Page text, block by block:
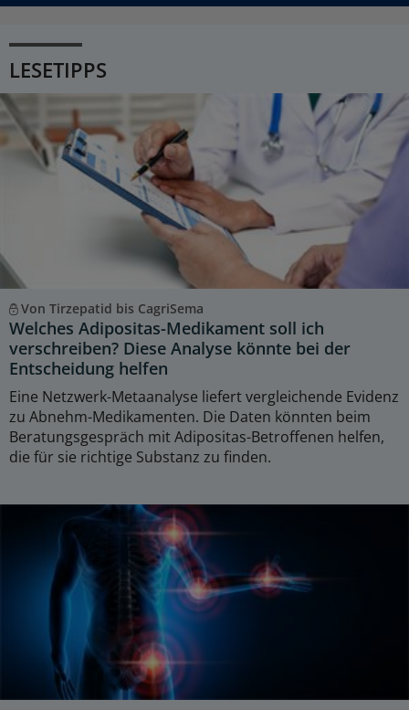
LESETIPPS
Von Tirzepatid bis CagriSema
Welches Adipositas-Medikament soll ich
verschreiben? Diese Analyse könnte bei der
Entscheidung helfen
Eine Netzwerk-Metaanalyse liefert vergleichende Evidenz
zu Abnehm-Medikamenten. Die Daten könnten beim
Beratungsgespräch mit Adipositas-Betroffenen helfen,
die für sie richtige Substanz zu finden.